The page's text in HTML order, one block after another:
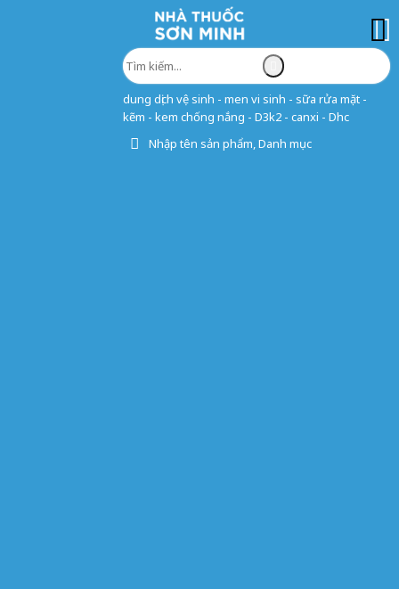
dung dịch vệ sinh - men vi sinh - sữa rửa mặt -
kẽm - kem chống nắng - D3k2 - canxi - Dhc
Nhập tên sản phẩm, Danh mục